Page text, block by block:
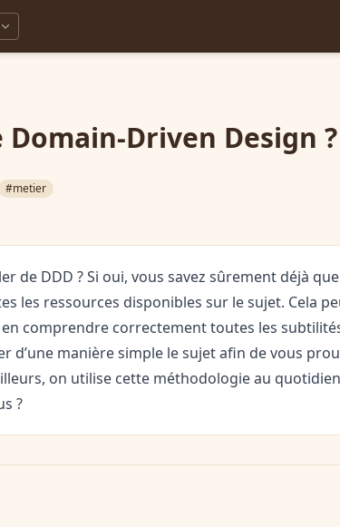
Domain-Driven Design ?
#metier
de DDD ? Si oui, vous savez sûrement déjà que
les ressources disponibles sur le sujet. Cela
comprendre correctement toutes les
d’une manière simple le sujet afin de vous
on utilise cette méthodologie au
?